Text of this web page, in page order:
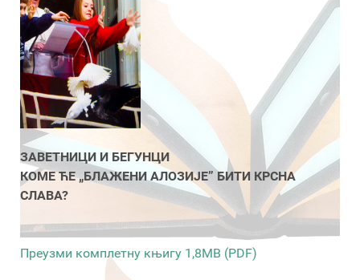
ЗАВЕТНИЦИ И БЕГУНЦИ
КОМЕ ЋЕ „БЛАЖЕНИ АЛОЗИЈЕ” БИТИ КРСНА
СЛАВА?
Преузми комплетну књигу 1,8MB (PDF)